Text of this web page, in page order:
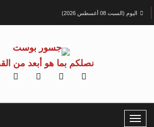
اليوم (السبت 08 أغسطس 2026)
نصلكم بما هو أبعد من
T